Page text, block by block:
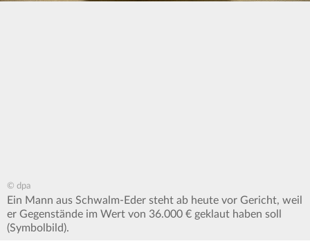
© dpa
Ein Mann aus Schwalm-Eder steht ab heute vor Gericht, weil
er Gegenstände im Wert von 36.000 € geklaut haben soll
(Symbolbild).